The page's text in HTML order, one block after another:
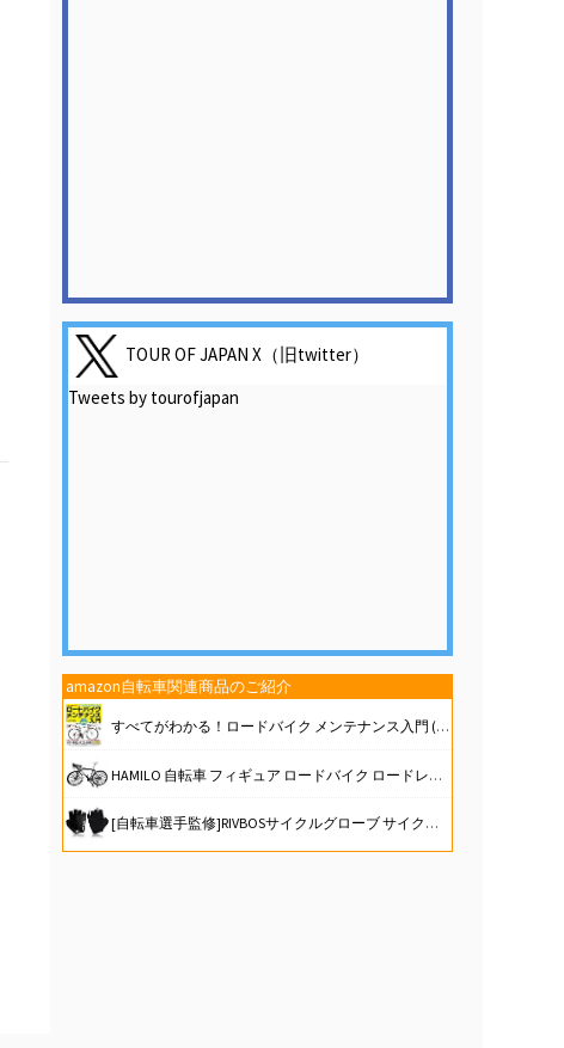
TOUR OF JAPAN X（旧twitter）
Tweets by tourofjapan
amazon自転車関連商品のご紹介
すべてがわかる！ロードバイク メンテナンス入門 (コスミックムック)
HAMILO 自転車 フィギュア ロードバイク ロードレース 模型 ミニチュア プラモデル 可動
[自転車選手監修]RIVBOSサイクルグローブ サイクリング 自転車 ロードバイク グローブ 手袋 3D 立体 指切り gel入り 耐磨耗性 伸縮性 通気性 男女兼用 夏用 CHG001